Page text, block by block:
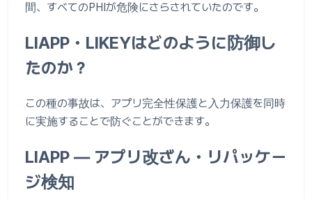
間、すべてのPHIが危険にさらされていたのです。
LIAPP・LIKEYはどのように防御し
たのか？
この種の事故は、アプリ完全性保護と入力保護を同時
に実施することで防ぐことができます。
LIAPP ― アプリ改ざん・リパッケー
ジ検知